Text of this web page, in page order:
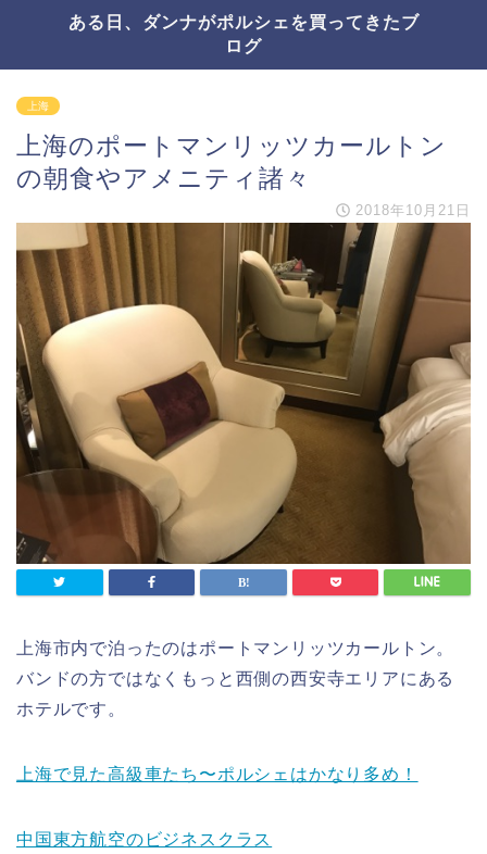
ある日、ダンナがポルシェを買ってきたブ
ログ
上海
上海のポートマンリッツカールトン
の朝食やアメニティ諸々
2018年10月21日
上海市内で泊ったのはポートマンリッツカールトン。
バンドの方ではなくもっと西側の西安寺エリアにある
ホテルです。
上海で見た高級車たち〜ポルシェはかなり多め！
中国東方航空のビジネスクラス